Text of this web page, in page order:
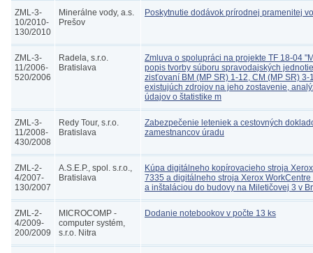
ZML-3-
10/2010-
130/2010
Minerálne vody, a.s.
Prešov
Poskytnutie dodávok prírodnej pramenitej
ZML-3-
11/2006-
520/2006
Radela, s.r.o.
Bratislava
Zmluva o spolupráci na projekte TF 18-04
popis tvorby súboru spravodajských
zisťovaní BM (MP SR) 1-12, CM (MP SR) 3-
existujúch zdrojov na jeho zostavenie,
údajov o štatistike m
ZML-3-
11/2008-
430/2008
Redy Tour, s.r.o.
Bratislava
Zabezpečenie leteniek a cestovných
zamestnancov úradu
ZML-2-
4/2007-
130/2007
A.S.E.P., spol. s.r.o.,
Bratislava
Kúpa digitálneho kopírovacieho stroja
7335 a digitálneho stroja Xerox
a inštaláciou do budovy na Miletičovej 3 v
ZML-2-
4/2009-
200/2009
MICROCOMP -
computer systém,
s.r.o. Nitra
Dodanie notebookov v počte 13 ks